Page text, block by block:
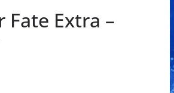
Fate Extra –